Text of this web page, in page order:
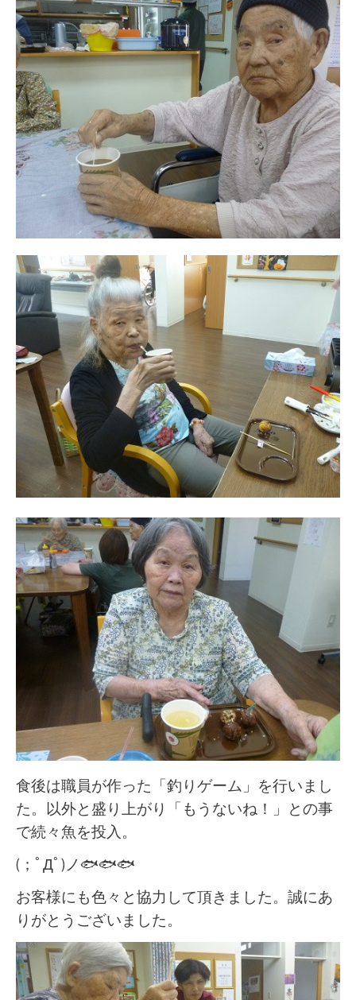
食後は職員が作った「釣りゲーム」を行いまし
た。以外と盛り上がり「もうないね！」との事
で続々魚を投入。
(；ﾟДﾟ)ノ🐟🐟🐟
お客様にも色々と協力して頂きました。誠にあ
りがとうございました。